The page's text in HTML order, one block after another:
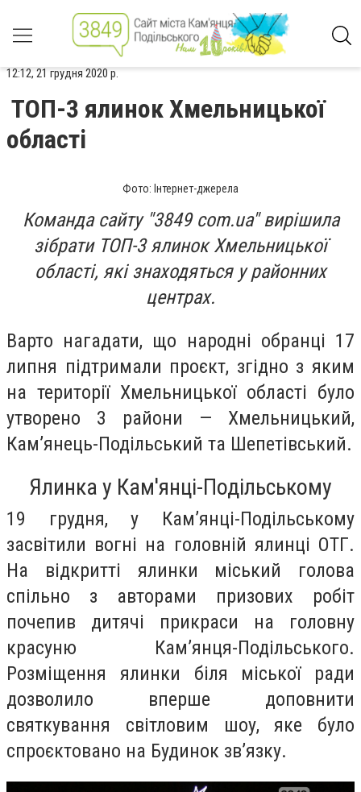
12:12, 21 грудня 2020 р.
ТОП-3 ялинок Хмельницької
області
Фото: Інтернет-джерела
Команда сайту "3849 com.ua" вирішила
зібрати ТОП-3 ялинок Хмельницької
області, які знаходяться у районних
центрах.
Варто нагадати, що народні обранці 17
липня підтримали проєкт, згідно з яким
на території Хмельницької області було
утворено 3 райони — Хмельницький,
Кам’янець-Подільський та Шепетівський.
Ялинка у Кам'янці-Подільському
19 грудня, у Кам’янці-Подільському
засвітили вогні на головній ялинці ОТГ.
На відкритті ялинки міський голова
спільно з авторами призових робіт
почепив дитячі прикраси на головну
красуню Кам’янця-Подільського.
Розміщення ялинки біля міської ради
дозволило вперше доповнити
святкування світловим шоу, яке було
спроєктовано на Будинок зв’язку.